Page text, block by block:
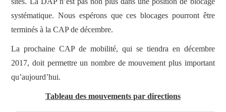
systématique. Nous espérons que ces blocages pourront être
terminés à la CAP de décembre.
La prochaine CAP de mobilité, qui se tiendra en décembre
2017, doit permettre un nombre de mouvement plus important
qu’aujourd’hui.
Tableau des mouvements par directions